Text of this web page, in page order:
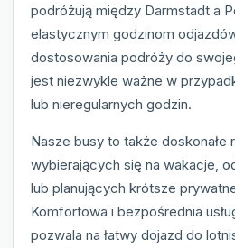
podróżują między Darmstadt a
elastycznym godzinom
dostosowania podróży do
jest niezwykle ważne w
lub nieregularnych godzin.
Nasze busy to także doskonałe
wybierających się na wakacje,
lub planujących krótsze
Komfortowa i bezpośrednia
pozwala na łatwy dojazd do